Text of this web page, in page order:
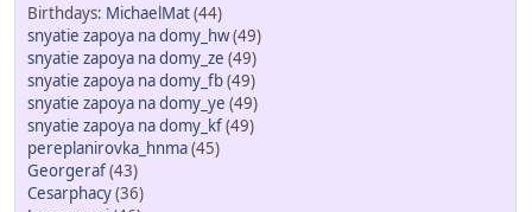
MichaelMat(44)
snyatie zapoya na domy_hw(49)
snyatie zapoya na domy_ze (49)
snyatie zapoya na domy_fb(49)
snyatie zapoya na domy_ye (49)
snyatie zapoya na domy_kf(49)
pereplanirovka_hnma(45)
Georgeraf(43)
Cesarphacy(36)